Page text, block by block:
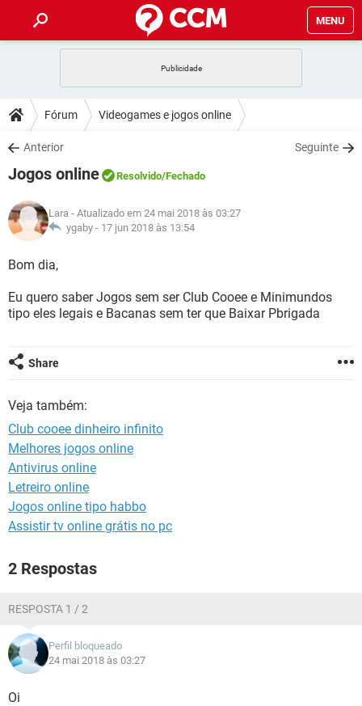
MENU
CELULAR FACEBOOK
OUTLOOK
INSTAGRAM GMAIL
GUIA DE COMPRAS
DICAS
JOGOS WHATSAPP
INSTAGRAM GMAIL
GUIA DE COMPRAS
DOWNLOADS
JOGOS WHATSAPP
CELULAR
OUTLOOK EXCEL
INSTAGRAM
FÓRUM
JOGOS WHATSAPP
CELULAR
OUTLOOK
INSTAGRAM GMAIL
GLOSSÁRIO
JOGOS
OUTLOOK EXCEL
GUIA DE COMPRAS
Fórum Videogames e jogos online
Anterior Seguinte
Jogos online Resolvido/Fechado
Lara - Atualizado em 24 mai 2018 às 03:27
ygaby - 17 jun 2018 às 13:54
Bom dia,
Eu quero saber Jogos sem ser Club Cooee e Minimundos
tipo eles legais e Bacanas sem ter que Baixar Pbrigada
Share
Veja também:
Club cooee dinheiro infinito
Melhores jogos online
Antivirus online
Letreiro online
Jogos online tipo habbo
Assistir tv online grátis no pc
2 Respostas
RESPOSTA 1 / 2
Perfil bloqueado
24 mai 2018 às 03:27
Oi